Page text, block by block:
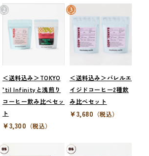
＜送料込み＞TOKYO
’til Infinityと浅煎り
コーヒー飲み比べセッ
ト
¥3,300 （税込）
＜送料込み＞バレルエ
イジドコーヒー2種飲
み比べセット
¥3,680 （税込）